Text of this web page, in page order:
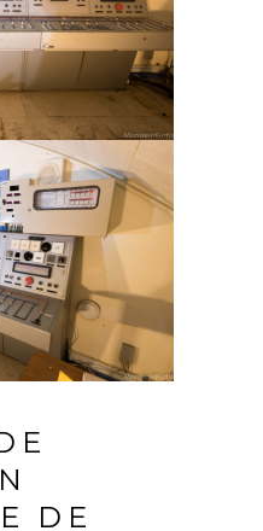
DE